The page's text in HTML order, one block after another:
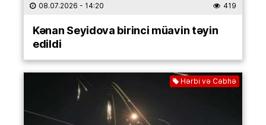
08.07.2026 - 14:20 419
Kənan Seyidova birinci müavin təyin
edildi
Hərbi və Cəbhə